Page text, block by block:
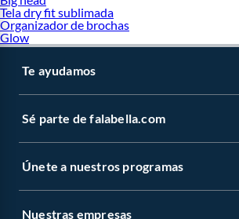
Tela dry fit sublimada
Organizador de brochas
Glow
Te ayudamos
Sé parte de falabella.com
Únete a nuestros programas
Nuestras empresas